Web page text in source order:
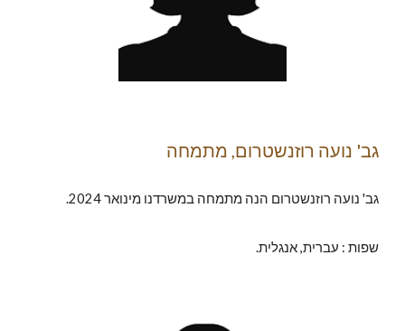
גב' נועה רוזנשטרום, מתמחה
גב' נועה רוזנשטרום הנה מתמחה במשרדנו מינואר 2024.
שפות : עברית, אנגלית.